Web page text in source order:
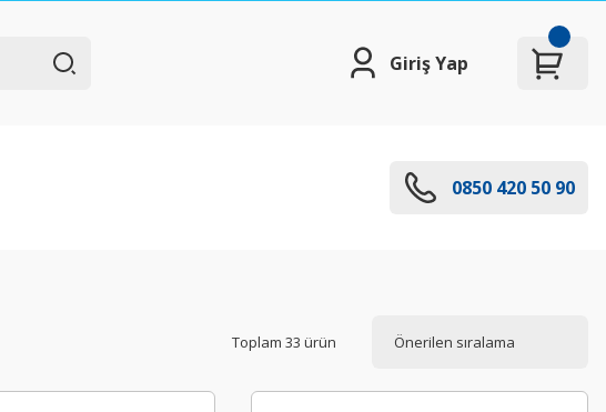
Giriş Yap
0850 420 50 90
Toplam 33 ürün